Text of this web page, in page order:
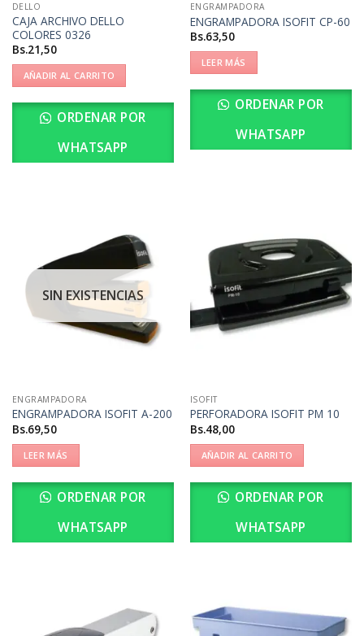
DELLO
CAJA ARCHIVO DELLO
COLORES 0326
Bs.21,50
AÑADIR AL CARRITO
ORDENAR POR
WHATSAPP
ENGRAMPADORA
ENGRAMPADORA ISOFIT CP-60
Bs.63,50
LEER MÁS
ORDENAR POR
WHATSAPP
SIN EXISTENCIAS
ENGRAMPADORA
ENGRAMPADORA ISOFIT A-200
Bs.69,50
LEER MÁS
ORDENAR POR
WHATSAPP
ISOFIT
PERFORADORA ISOFIT PM 10
Bs.48,00
AÑADIR AL CARRITO
ORDENAR POR
WHATSAPP